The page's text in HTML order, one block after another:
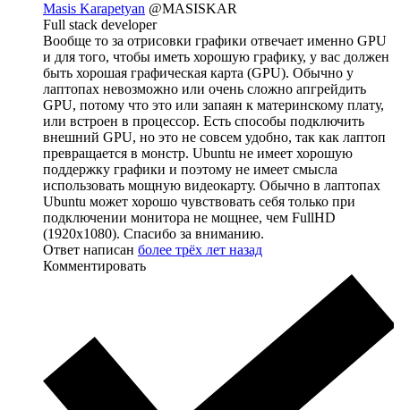
Masis Karapetyan @MASISKAR
Full stack developer
Вообще то за отрисовки графики отвечает именно GPU
и для того, чтобы иметь хорошую графику, у вас должен
быть хорошая графическая карта (GPU). Обычно у
лаптопах невозможно или очень сложно апгрейдить
GPU, потому что это или запаян к материнскому плату,
или встроен в процессор. Есть способы подключить
внешний GPU, но это не совсем удобно, так как лаптоп
превращается в монстр. Ubuntu не имеет хорошую
поддержку графики и поэтому не имеет смысла
использовать мощную видеокарту. Обычно в лаптопах
Ubuntu может хорошо чувствовать себя только при
подключении монитора не мощнее, чем FullHD
(1920x1080). Спасибо за вниманию.
Ответ написан более трёх лет назад
Комментировать